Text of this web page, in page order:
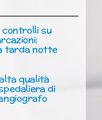
controlli su
tarda notte
qualità
di